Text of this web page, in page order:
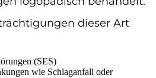
dieser Art
(SES)
wie Schlaganfall oder